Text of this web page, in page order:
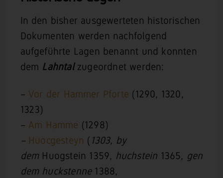
In den bisher ausgewerteten historischen
Dokumenten werden nachfolgend
aufgeführte Lagen benannt und konnten
dem Lahntalzugeordnet werden:
– Vor der Hammer Pforte (1290, 1320,
1323)
– Am Hamme (1298)
– Huocgesteyn ( 1303, by
demHuogstein 1359, huchstein 1365, gen
dem huckstenne1388,